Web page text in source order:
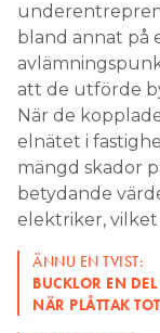
bland annat på
att de utförde
När de
elnätet i
mängd skador
betydande
elektriker,
ÄNNU EN TVIST:
BUCKLOR EN
NÄR PLÅTTAK